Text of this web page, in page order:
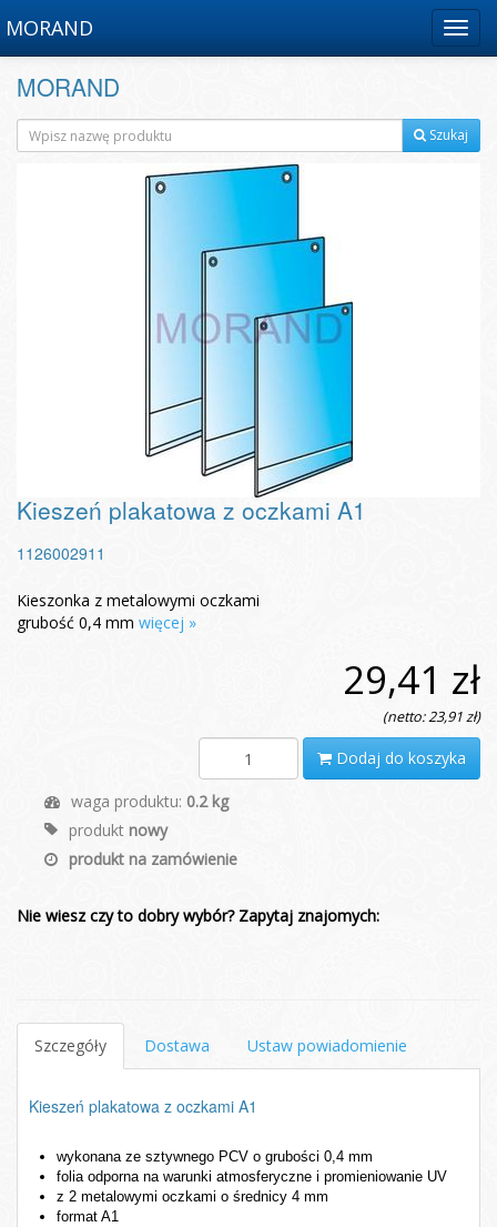
Menu
MORAND
MORAND
Szukaj
Kieszeń plakatowa z oczkami A1
1126002911
Kieszonka z metalowymi oczkami
grubość 0,4 mm więcej »
29,41 zł
(netto: 23,91 zł)
Dodaj do koszyka
waga produktu: 0.2 kg
produkt nowy
produkt na zamówienie
Nie wiesz czy to dobry wybór? Zapytaj znajomych:
Szczegóły Dostawa Ustaw powiadomienie
Kieszeń plakatowa z oczkami A1
wykonana ze sztywnego PCV o grubości 0,4 mm
folia odporna na warunki atmosferyczne i promieniowanie UV
z 2 metalowymi oczkami o średnicy 4 mm
format A1